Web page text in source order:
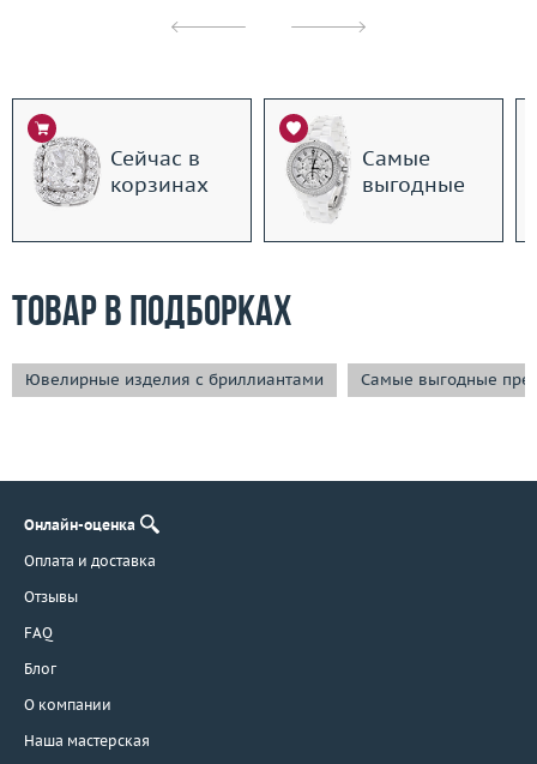
Сейчас в
корзинах
Самые
выгодные
Товар в подборках
Ювелирные изделия с бриллиантами Самые выгодные
Онлайн-оценка
Оплата и доставка
Отзывы
FAQ
Блог
О компании
Наша мастерская